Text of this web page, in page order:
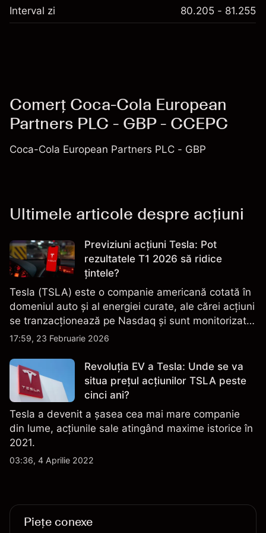
Interval zi 80.205 - 81.255
Comerț Coca-Cola European
Partners PLC - GBP - CCEPC
Coca-Cola European Partners PLC - GBP
Ultimele articole despre acțiuni
Previziuni acțiuni Tesla: Pot
rezultatele T1 2026 să ridice
țintele?
Tesla (TSLA) este o companie americană cotată în
domeniul auto și al energiei curate, ale cărei acțiuni
se tranzacționează pe Nasdaq și sunt monitorizate
îndeaproape pentru performanța financiară, datele
17:59, 23 Februarie 2026
Revoluția EV a Tesla: Unde se va
situa prețul acțiunilor TSLA peste
cinci ani?
Tesla a devenit a șasea cea mai mare companie
din lume, acțiunile sale atingând maxime istorice în
2021.
03:36, 4 Aprilie 2022
Piețe conexe